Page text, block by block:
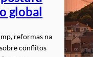
global
reformas na
conflitos